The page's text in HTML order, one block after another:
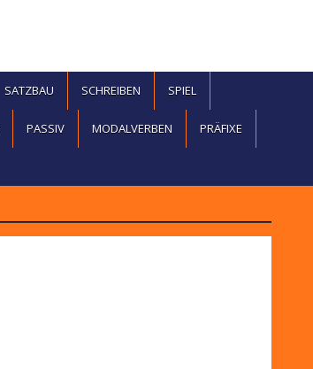
SATZBAU SCHREIBEN SPIEL
PASSIV MODALVERBEN PRÄFIXE